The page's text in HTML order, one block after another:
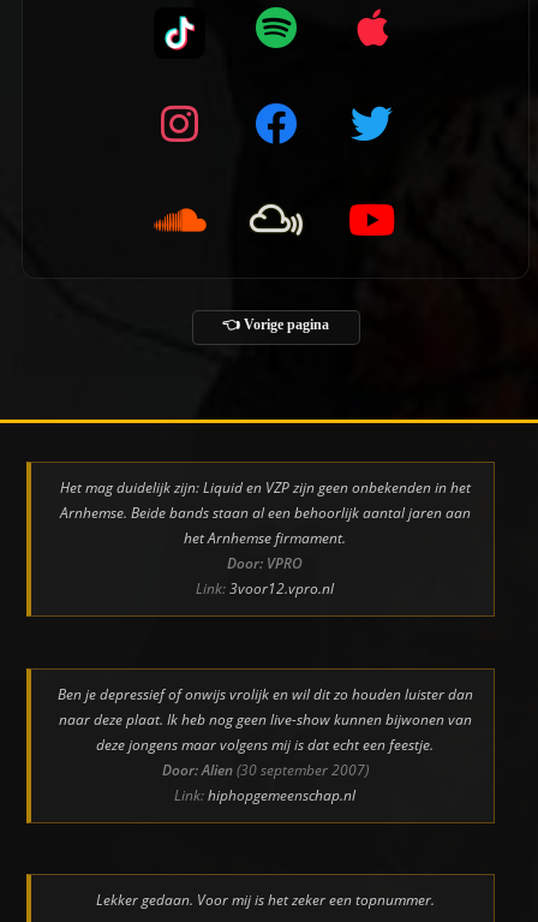
👈 Vorige pagina
Het mag duidelijk zijn: Liquid en VZP zijn geen onbekenden in het
Arnhemse. Beide bands staan al een behoorlijk aantal jaren aan
het Arnhemse firmament.
Door: VPRO
Link:3voor12.vpro.nl
Ben je depressief of onwijs vrolijk en wil dit zo houden luister dan
naar deze plaat. Ik heb nog geen live-show kunnen bijwonen van
deze jongens maar volgens mij is dat echt een feestje.
Door: Alien(30 september 2007)
Link:hiphopgemeenschap.nl
Lekker gedaan. Voor mij is het zeker een topnummer.